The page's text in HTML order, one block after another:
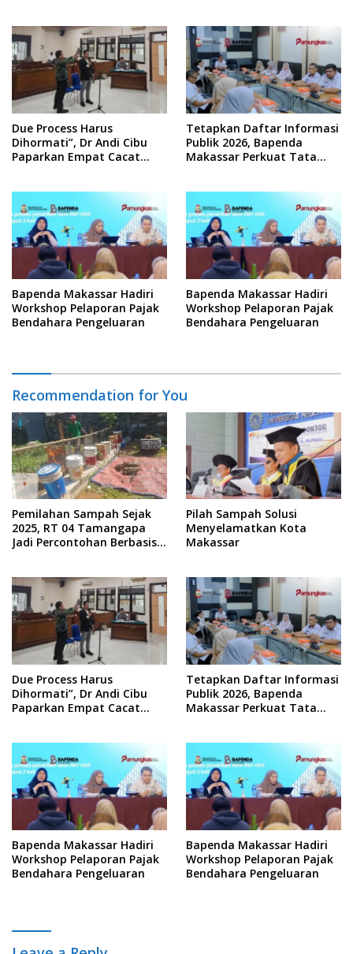
Due Process Harus
Dihormati”, Dr Andi Cibu
Paparkan Empat Cacat
Tetapkan Daftar Informasi
Publik 2026, Bapenda
Makassar Perkuat Tata
Bapenda Makassar Hadiri
Workshop Pelaporan Pajak
Bendahara Pengeluaran
Bapenda Makassar Hadiri
Workshop Pelaporan Pajak
Bendahara Pengeluaran
Recommendation for You
Pemilahan Sampah Sejak
2025, RT 04 Tamangapa
Jadi Percontohan Berbasis
Pilah Sampah Solusi
Menyelamatkan Kota
Makassar
Due Process Harus
Dihormati”, Dr Andi Cibu
Paparkan Empat Cacat
Tetapkan Daftar Informasi
Publik 2026, Bapenda
Makassar Perkuat Tata
Bapenda Makassar Hadiri
Workshop Pelaporan Pajak
Bendahara Pengeluaran
Bapenda Makassar Hadiri
Workshop Pelaporan Pajak
Bendahara Pengeluaran